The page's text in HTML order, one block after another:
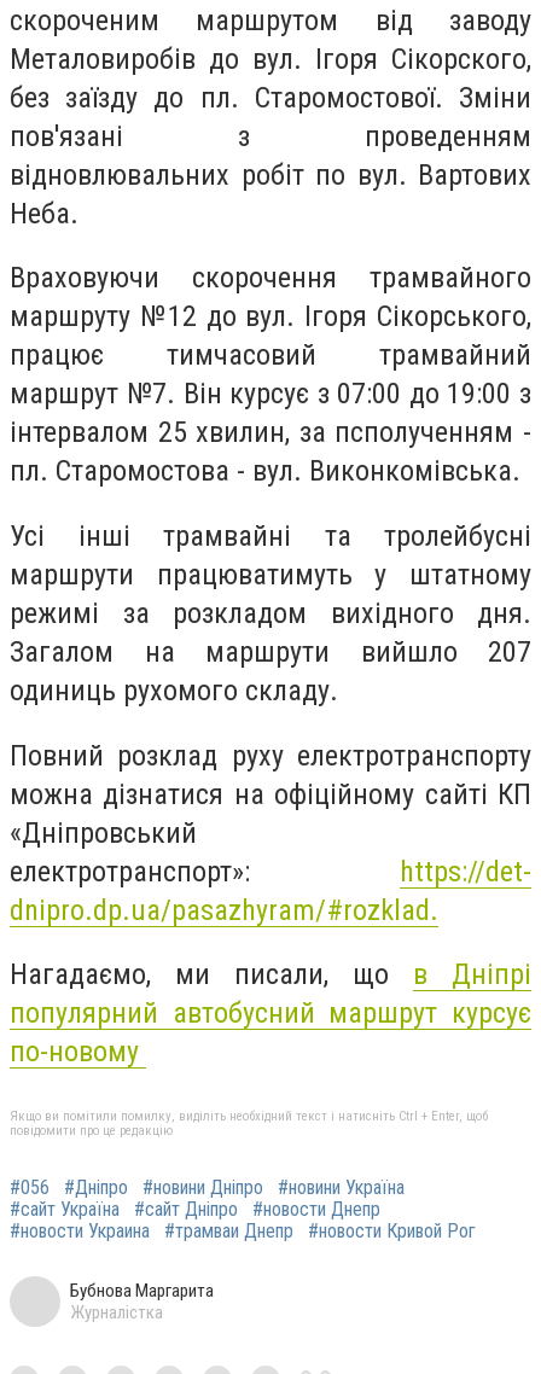
скороченим маршрутом від заводу
Металовиробів до вул. Ігоря Сікорского,
без заїзду до пл. Старомостової. Зміни
пов'язані з проведенням
відновлювальних робіт по вул. Вартових
Неба.
Враховуючи скорочення трамвайного
маршруту №12 до вул. Ігоря Сікорського,
працює тимчасовий трамвайний
маршрут №7. Він курсує з 07:00 до 19:00 з
інтервалом 25 хвилин, за псполученням -
пл. Старомостова - вул. Виконкомівська.
Усі інші трамвайні та тролейбусні
маршрути працюватимуть у штатному
режимі за розкладом вихідного дня.
Загалом на маршрути вийшло 207
одиниць рухомого складу.
Повний розклад руху електротранспорту
можна дізнатися на офіційному сайті КП
«Дніпровський
електротранспорт»: https://det-
dnipro.dp.ua/pasazhyram/#rozklad.
Нагадаємо, ми писали, що в Дніпрі
популярний автобусний маршрут курсує
по-новому
Якщо ви помітили помилку, виділіть необхідний текст і натисніть Ctrl + Enter, щоб
повідомити про це редакцію
#056 #Дніпро #новини Дніпро
#новини Україна
#сайт Україна
#сайт Дніпро
#новости Днепр
#новости Украина
#трамваи Днепр #новости Кривой Рог
Бубнова Маргарита
Журналістка